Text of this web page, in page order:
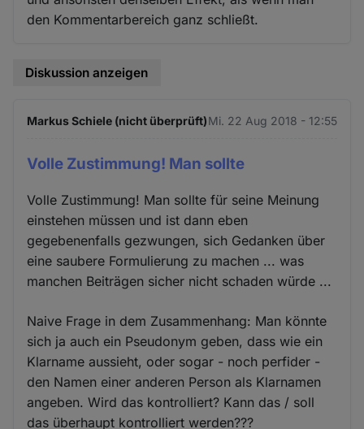
den Kommentarbereich ganz schließt.
Diskussion anzeigen
Markus Schiele (nicht überprüft)Mi. 22 Aug 2018 - 12:55
Volle Zustimmung! Man sollte
Volle Zustimmung! Man sollte für seine Meinung
einstehen müssen und ist dann eben
gegebenenfalls gezwungen, sich Gedanken über
eine saubere Formulierung zu machen ... was
manchen Beiträgen sicher nicht schaden würde ...
Naive Frage in dem Zusammenhang: Man könnte
sich ja auch ein Pseudonym geben, dass wie ein
Klarname aussieht, oder sogar - noch perfider -
den Namen einer anderen Person als Klarnamen
angeben. Wird das kontrolliert? Kann das / soll
das überhaupt kontrolliert werden???